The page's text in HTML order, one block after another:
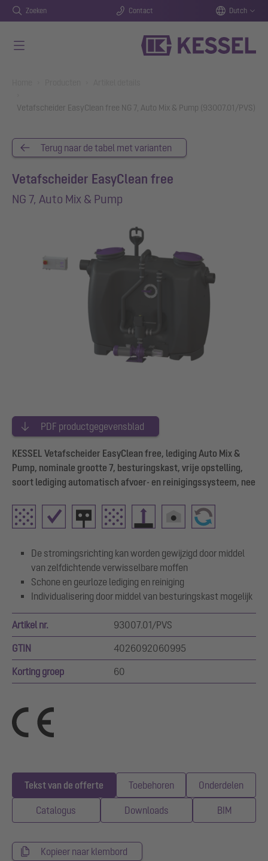
Zoeken Contact Dutch
Vetafscheider EasyClean free NG 7, Auto Mix & Pump (93007.01/PVS)
Terug naar de tabel met varianten
Vetafscheider EasyClean free
NG 7, Auto Mix & Pump
PDF productgegevensblad
KESSEL Vetafscheider EasyClean free, lediging Auto Mix &
Pump, nominale grootte 7, besturingskast, vrije opstelling,
soort lediging automatisch afvoer- en reinigingssysteem, nee
De stromingsrichting kan worden gewijzigd door middel
van zelfdichtende verwisselbare moffen
Schone en geurloze lediging en reiniging
Individualisering door middel van besturingskast mogelijk
Artikel nr. 93007.01/PVS
GTIN 4026092060995
Korting groep 60
Tekst van de offerte Toebehoren Onderdelen
Catalogus Downloads BIM
Kopieer naar klembord